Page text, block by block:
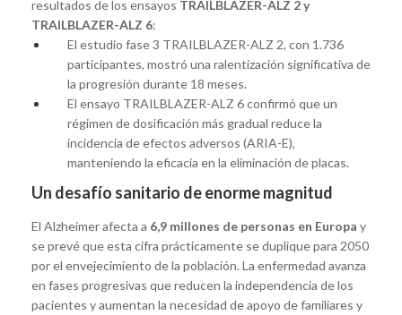
resultados de los ensayos TRAILBLAZER-ALZ 2 y
TRAILBLAZER-ALZ 6:
El estudio fase 3 TRAILBLAZER-ALZ 2, con 1.736
participantes, mostró una ralentización significativa de
la progresión durante 18 meses.
El ensayo TRAILBLAZER-ALZ 6 confirmó que un
régimen de dosificación más gradual reduce la
incidencia de efectos adversos (ARIA-E),
manteniendo la eficacia en la eliminación de placas.
Un desafío sanitario de enorme magnitud
El Alzheimer afecta a 6,9 millones de personas en Europa y
se prevé que esta cifra prácticamente se duplique para 2050
por el envejecimiento de la población. La enfermedad avanza
en fases progresivas que reducen la independencia de los
pacientes y aumentan la necesidad de apoyo de familiares y